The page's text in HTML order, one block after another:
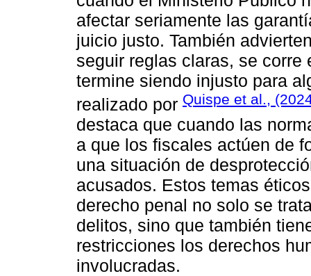
afectar seriamente las
juicio justo. También
seguir reglas claras, se
termine siendo injusto para
realizado por Quispe et al.,
destaca que cuando las
a que los fiscales actúen de
una situación de
acusados. Estos temas
derecho penal no solo se
delitos, sino que también
restricciones los derechos
involucradas.